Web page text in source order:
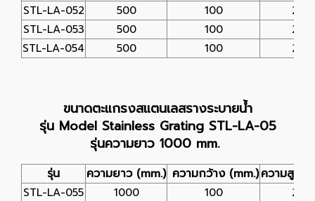
STL-LA-052
500 100
25
STL-LA-053
500 100
25
STL-LA-054
500 100 25
ขนาดตะแกรงสแตนเลสรางระบายน้ำ
รุ่น Model Stainless Grating STL-LA-05
รุ่นความยาว 1000 mm.
รุ่น ความยาว (mm.) ความกว้าง (mm.)ความสูง
STL-LA-055 1000 100
25